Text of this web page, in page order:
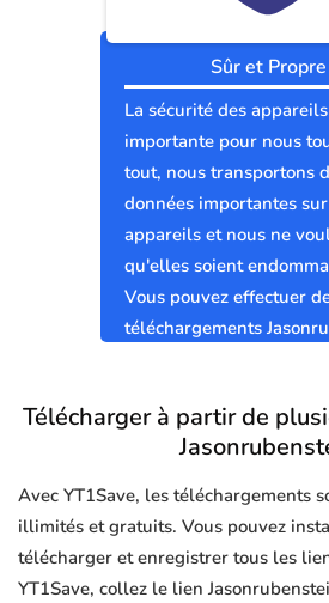
Sûr et Propre
La sécurité des
importante pour nous
tout, nous transportons
données importantes
appareils et nous ne
qu'elles soient
Vous pouvez effectuer
téléchargements
Télécharger à partir de
Avec YT1Save, les téléchargements
illimités et gratuits. Vous pouvez
télécharger et enregistrer tous les
YT1Save, collez le lien